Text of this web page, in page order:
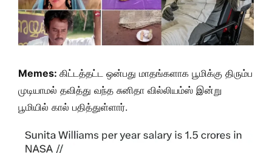
Memes: கிட்டத்தட்ட ஒன்பது மாதங்களாக பூமிக்கு திரும்ப
முடியாமல் தவித்து வந்த சுனிதா வில்லியம்ஸ் இன்று
பூமியில் கால் பதித்துள்ளார்.